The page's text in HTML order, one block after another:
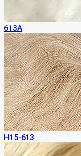
613A
H15-613